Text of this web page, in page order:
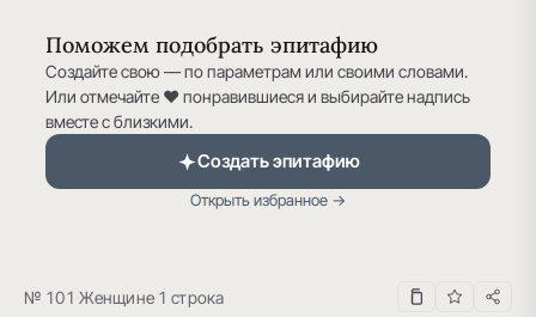
Поможем подобрать эпитафию
Создайте свою — по параметрам или своими словами.
Или отмечайте ♥ понравившиеся и выбирайте надпись
вместе с близкими.
Создать эпитафию
Открыть избранное →
№ 101·Женщине·1 строка